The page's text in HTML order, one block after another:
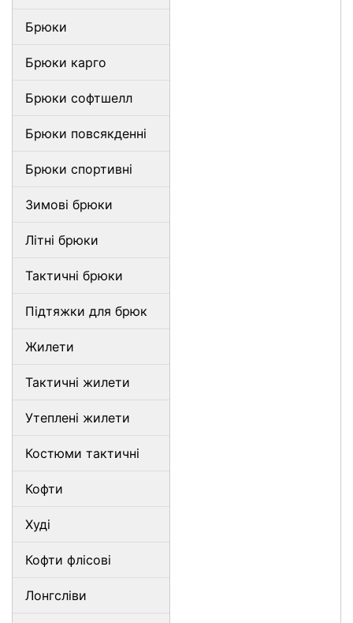
Брюки
Брюки карго
Брюки софтшелл
Брюки повсякденні
Брюки спортивні
Зимові брюки
Літні брюки
Тактичні брюки
Підтяжки для брюк
Жилети
Тактичні жилети
Утеплені жилети
Костюми тактичні
Кофти
Худі
Кофти флісові
Лонгсліви